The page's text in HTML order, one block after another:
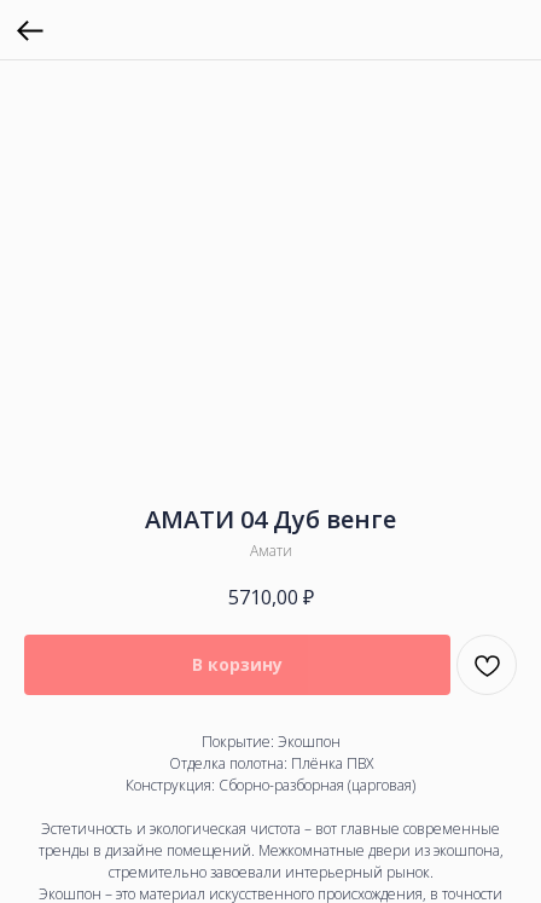
АМАТИ 04 Дуб венге
Амати
5710,00 ₽
В корзину
Покрытие: Экошпон
Отделка полотна: Плёнка ПВХ
Конструкция: Сборно-разборная (царговая)
Эстетичность и экологическая чистота – вот главные современные
тренды в дизайне помещений. Межкомнатные двери из экошпона,
стремительно завоевали интерьерный рынок.
Экошпон – это материал искусственного происхождения, в точности